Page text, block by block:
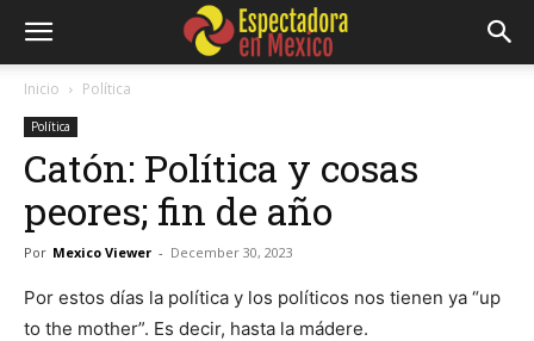
Inicio Política
Política
Catón: Política y cosas
peores; fin de año
Por Mexico Viewer - December 30, 2023
Por estos días la política y los políticos nos tienen ya “up
to the mother”. Es decir, hasta la mádere.